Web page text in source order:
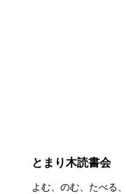
とまり木読書会
よむ、のむ、たべる